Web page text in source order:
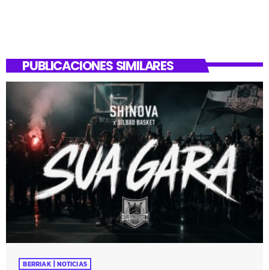
PUBLICACIONES SIMILARES
BERRIAK | NOTICIAS